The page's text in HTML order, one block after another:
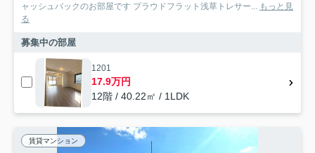
ャッシュバックのお部屋です プラウドフラット浅草トレサー...
もっと見
る
募集中の部屋
1201
17.9万円
12階 / 40.22㎡ / 1LDK
賃貸マンション